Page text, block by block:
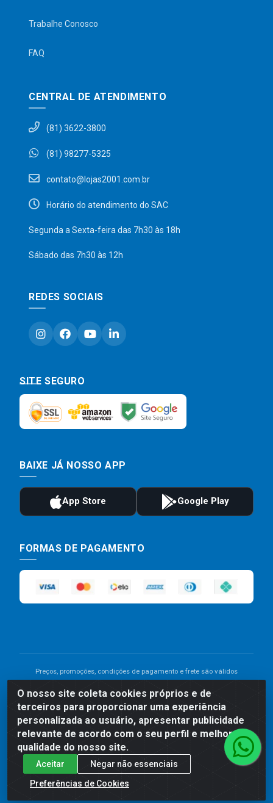
O nosso site coleta cookies próprios e de
terceiros para proporcionar uma experiência
personalizada ao usuário, apresentar publicidade
relevante de acordo com o seu perfil e melhorar a
qualidade do nosso site.
Aceitar
Negar não essenciais
Preferências de Cookies
Trabalhe Conosco
FAQ
CENTRAL DE ATENDIMENTO
(81) 3622-3800
(81) 98277-5325
contato@lojas2001.com.br
Horário do atendimento do SAC
Segunda a Sexta-feira das 7h30 às 18h
Sábado das 7h30 às 12h
REDES SOCIAIS
SITE SEGURO
BAIXE JÁ NOSSO APP
FORMAS DE PAGAMENTO
Preços, promoções, condições de pagamento e frete são válidos
divergência de preço de um produto, será válido o preço que for
exibido no carrinho de compras do site no momento do pagamento.
As vendas estão sujeitas a análise e disponibilidade do estoque.
Imagens de produtos meramente ilustrativas.
Comercial de Construção 2001 LTDA - Av. Congresso
Eucarístico, 1179 - São José, Carpina - PE - CEP: 55811-
000 - 70.220.389/0001-66